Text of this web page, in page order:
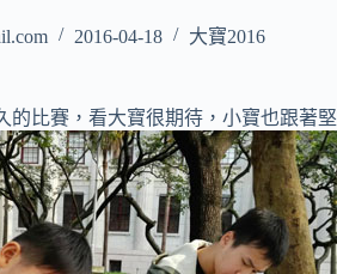
2016-04-18 大寶2016
的比賽 ，看大寶很期待，小寶也跟著堅